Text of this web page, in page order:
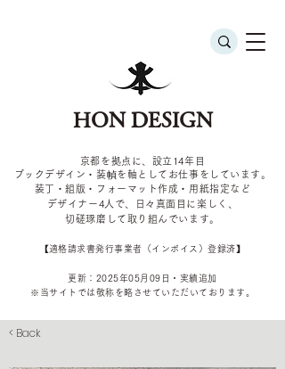
HON DESIGN
京都を拠点に、設立14年目
ブックデザイン・装幀を軸としてお仕事をしています。
装丁・組版・フォーマット作成・用紙指定など
デザイナー4 人で、日々真面目に楽しく、
切磋琢磨して取り組んでいます。
​【適格請求書発行事業者（インボイス）登録済】
更新：2025年05 月09 日・実績追加
​※当サイトでは敬称を 略させていただいております。
< Back